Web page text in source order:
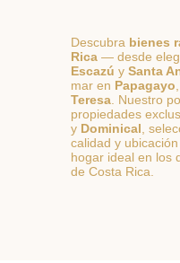
Descubra bienes
Rica — desde
Escazú y Santa
mar en Papagayo
Teresa . Nuestro
propiedades
y Dominical ,
calidad y
hogar ideal en los
de Costa Rica.